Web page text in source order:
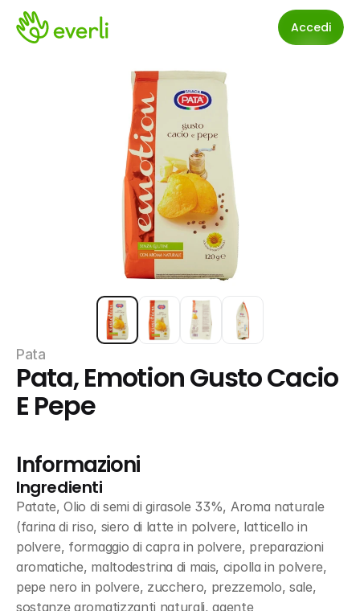
Accedi
Pata
Pata, Emotion Gusto Cacio
E Pepe
Informazioni
Ingredienti
Patate, Olio di semi di girasole 33%, Aroma naturale
(farina di riso, siero di latte in polvere, latticello in
polvere, formaggio di capra in polvere, preparazioni
aromatiche, maltodestrina di mais, cipolla in polvere,
pepe nero in polvere, zucchero, prezzemolo, sale,
sostanze aromatizzanti naturali, agente